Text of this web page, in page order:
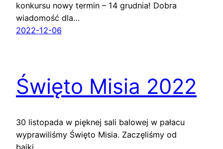
konkursu nowy termin – 14 grudnia! Dobra
wiadomość dla…
2022-12-06
Święto Misia 2022
30 listopada w pięknej sali balowej w pałacu
wyprawiliśmy Święto Misia. Zaczęliśmy od
bajki…